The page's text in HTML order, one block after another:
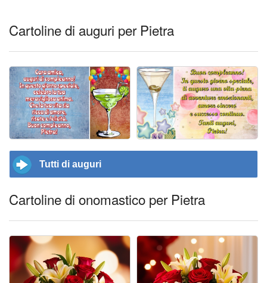
Cartoline di auguri per Pietra
Tutti di auguri
Cartoline di onomastico per Pietra